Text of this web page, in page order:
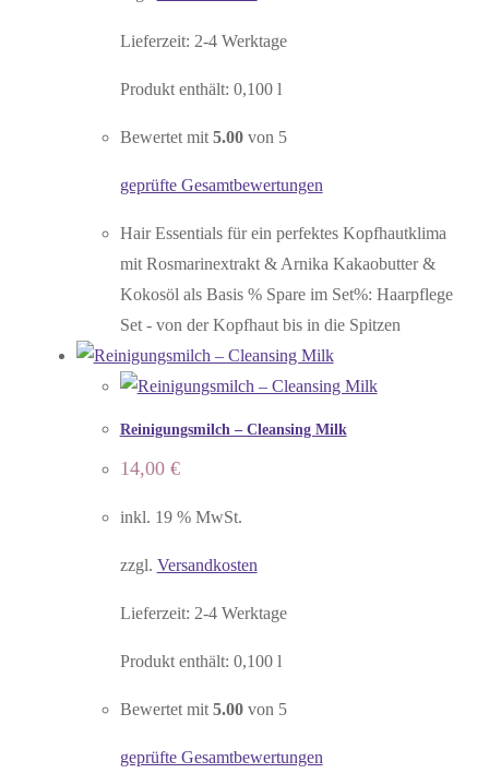
Lieferzeit: 2-4 Werktage
Produkt enthält: 0,100 l
Bewertet mit 5.00von 5
geprüfte Gesamtbewertungen
Hair Essentials für ein perfektes Kopfhautklima
mit Rosmarinextrakt & Arnika Kakaobutter &
Kokosöl als Basis % Spare im Set%: Haarpflege
Set - von der Kopfhaut bis in die Spitzen
Reinigungsmilch – Cleansing Milk
14,00 €
inkl. 19 % MwSt.
zzgl. Versandkosten
Lieferzeit: 2-4 Werktage
Produkt enthält: 0,100 l
Bewertet mit 5.00von 5
geprüfte Gesamtbewertungen